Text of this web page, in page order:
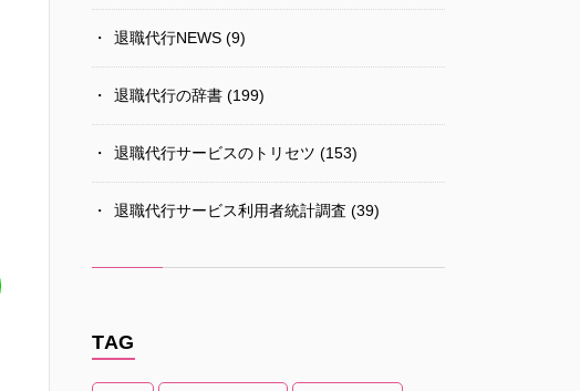
退職代行NEWS (9)
退職代行の辞書 (199)
退職代行サービスのトリセツ (153)
退職代行サービス利用者統計調査 (39)
TAG